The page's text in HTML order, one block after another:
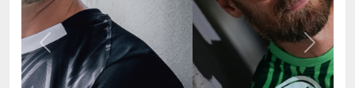
Previous Next